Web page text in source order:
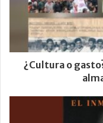
¿Cultura o